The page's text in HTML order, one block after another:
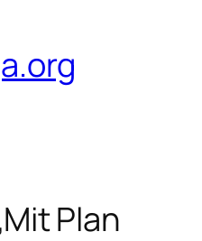
Plan